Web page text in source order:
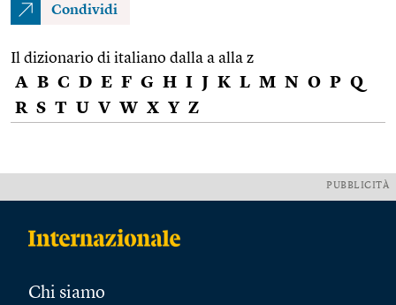
Condividi
Il dizionario di italiano dalla a alla z
A B C D E F G H I J K L M N O P Q
R S T U V W X Y Z
PUBBLICITÀ
Chi siamo